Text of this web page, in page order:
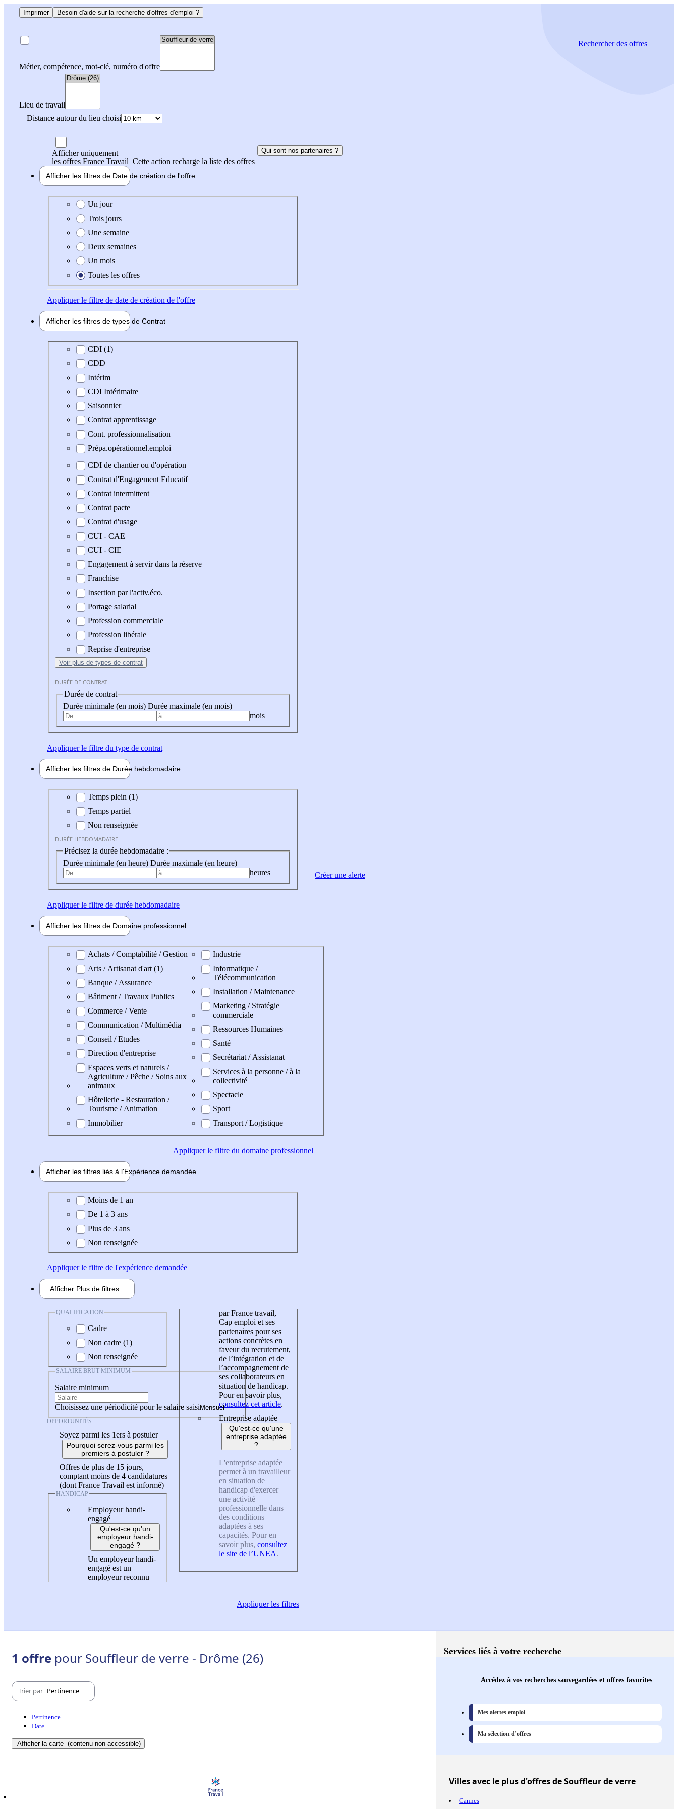
Imprimer Besoin d'aide sur la recherche d'offres d'emploi ?
Métier, compétence, mot-clé, numéro d'offre
Lieu de travail
Distance autour du lieu choisi
Rechercherdes offres
Afficher uniquement
les offres France Travail Cette action recharge la liste des offres
Qui sont nos partenaires ?
Afficher les filtres de Date de création de l'offre
Date de création de l'offre
Un jour
Trois jours
Une semaine
Deux semaines
Un mois
Toutes les offres
Appliquerle filtre de date de création de l'offre
Afficher les filtres de types de Contrat
Type de contrat
CDI (1)
CDD
Intérim
CDI Intérimaire
Saisonnier
Contrat apprentissage
Cont. professionnalisation
Prépa.opérationnel.emploi
CDI de chantier ou d'opération
Contrat d'Engagement Educatif
Contrat intermittent
Contrat pacte
Contrat d'usage
CUI - CAE
CUI - CIE
Engagement à servir dans la réserve
Franchise
Insertion par l'activ.éco.
Portage salarial
Profession commerciale
Profession libérale
Reprise d'entreprise
Voir plus de types de contrat
DURÉE DE CONTRAT
Durée de contrat
Durée minimale (en mois) Durée maximale (en mois)
mois
Appliquerle filtre du type de contrat
Afficher les filtres de Durée hebdomadaire
Durée hebdomadaire
Temps plein (1)
Temps partiel
Non renseignée
DURÉE HEBDOMADAIRE
Précisez la durée hebdomadaire :
Durée minimale (en heure) Durée maximale (en heure)
heures
Appliquerle filtre de durée hebdomadaire
Afficher les filtres de Domaine professionnel
Domaine professionel
Achats / Comptabilité / Gestion
Arts / Artisanat d'art (1)
Banque / Assurance
Bâtiment / Travaux Publics
Commerce / Vente
Communication / Multimédia
Conseil / Etudes
Direction d'entreprise
Espaces verts et naturels /
Agriculture / Pêche / Soins aux
animaux
Hôtellerie - Restauration /
Tourisme / Animation
Immobilier
Industrie
Informatique /
Télécommunication
Installation / Maintenance
Marketing / Stratégie
commerciale
Ressources Humaines
Santé
Secrétariat / Assistanat
Services à la personne / à la
collectivité
Spectacle
Sport
Transport / Logistique
Appliquerle filtre du domaine professionnel
Afficher les filtres liés à l'Expérience demandée
Expérience demandée
Moins de 1 an
De 1 à 3 ans
Plus de 3 ans
Non renseignée
Appliquerle filtre de l'expérience demandée
Afficher Plus de filtres
QUALIFICATION
Cadre
Non cadre (1)
Non renseignée
SALAIRE BRUT MINIMUM
Salaire minimum
Choisissez une périodicité pour le salaire saisi
OPPORTUNITÉS
Soyez parmi les 1ers à postuler
Pourquoi serez-vous parmi les
premiers à postuler ?
Offres de plus de 15 jours,
comptant moins de 4 candidatures
(dont France Travail est informé)
HANDICAP
Employeur handi-
engagé
Qu'est-ce qu'un
employeur handi-
engagé ?
Un employeur handi-
engagé est un
employeur reconnu
par France travail,
Cap emploi et ses
partenaires pour ses
actions concrètes en
faveur du recrutement,
de l’intégration et de
l’accompagnement de
ses collaborateurs en
situation de handicap.
Pour en savoir plus,
consultez cet article.
Entreprise adaptée
Qu'est-ce qu'une
entreprise adaptée
?
L'entreprise adaptée
permet à un travailleur
en situation de
handicap d'exercer
une activité
professionnelle dans
des conditions
adaptées à ses
capacités. Pour en
savoir plus, consultez
le site de l’UNEA.
Appliquerles filtres
Créer une alerte
1 offre pour Souffleur de verre - Drôme (26)
Trier par Pertinence
Pertinence
Date
Afficher la carte (contenu non-accessible)
Services liés à votre recherche
Accédez à vos recherches sauvegardées et offres favorites
Mes alertes emploi
Ma sélection d’offres
Villesavec le plus d'offres de Souffleur de verre
Cannes